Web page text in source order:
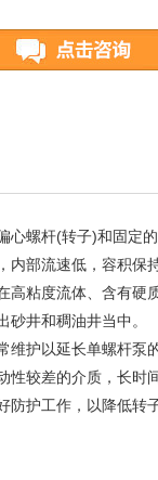
螺杆(转子)和固定
部流速低，容积保
粘度流体、含有硬
井和稠油井当中。
护以延长单螺杆泵
较差的介质，长时
护工作，以降低转